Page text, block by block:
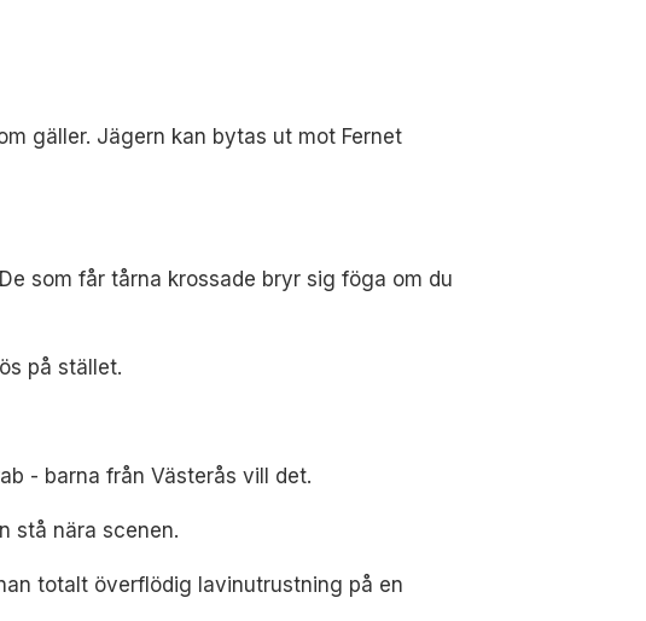
gäller. Jägern kan bytas ut mot Fernet
som får tårna krossade bryr sig föga om du
på stället.
- barna från Västerås vill det.
stå nära scenen.
totalt överflödig lavinutrustning på en